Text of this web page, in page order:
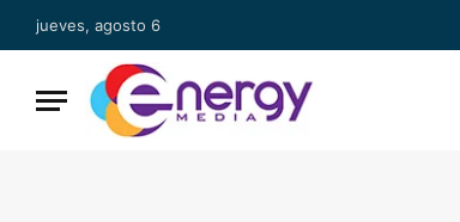
jueves, agosto 6